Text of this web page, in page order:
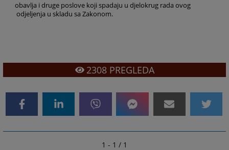
obavlja i druge poslove koji spadaju u djelokrug rada ovog
odjeljenja u skladu sa Zakonom.
2308PREGLEDA
1 - 1 / 1